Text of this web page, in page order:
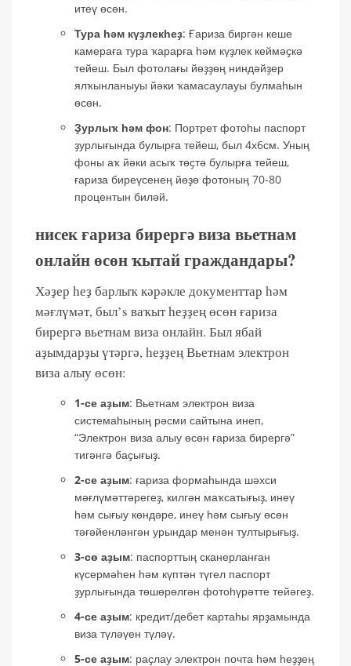
итеү өсөн.
Тура һәм күҙлекһеҙ: Ғариза биргән кеше
камераға тура ҡарарға һәм күҙлек кеймәҫкә
тейеш. Был фотолағы йөҙҙөң ниндәйҙер
ялҡынланыуы йәки ҡамасаулауы булмаһын
өсөн.
Ҙурлыҡ һәм фон: Портрет фотоһы паспорт
ҙурлығында булырға тейеш, был 4х6см. Уның
фоны аҡ йәки асыҡ төҫтә булырға тейеш,
ғариза биреүсенең йөҙө фотоның 70-80
процентын биләй.
нисек ғариза бирергә виза вьетнам
онлайн өсөн ҡытай граждандары?
Хәҙер һеҙ барлыҡ кәрәкле документтар һәм
мәғлүмәт, был’s ваҡыт һеҙҙең өсөн ғариза
бирергә вьетнам виза онлайн. Был ябай
аҙымдарҙы үтәргә, һеҙҙең Вьетнам электрон
виза алыу өсөн:
1-се аҙым: Вьетнам электрон виза
системаһының рәсми сайтына инеп,
“Электрон виза алыу өсөн ғариза бирергә”
тигәнгә баҫығыҙ.
2-се аҙым: ғариза формаһында шәхси
мәғлүмәттәрегеҙ, килгән маҡсатығыҙ, инеү
һәм сығыу көндәре, инеү һәм сығыу өсөн
тәғәйенләнгән урындар менән тултырығыҙ.
3-сө аҙым: паспорттың сканерланған
күсермәһен һәм күптән түгел паспорт
ҙурлығында төшөрөлгән фотоһүрәтте тейәгеҙ.
4-се аҙым: кредит/дебет картаһы ярҙамында
виза түләүен түләү.
5-се аҙым: раҫлау электрон почта һәм һеҙҙең